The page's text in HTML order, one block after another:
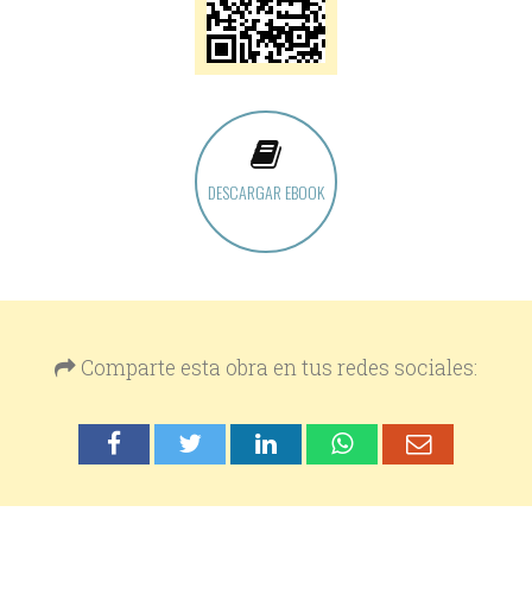
DESCARGAR EBOOK
Comparte esta obra en tus redes sociales: